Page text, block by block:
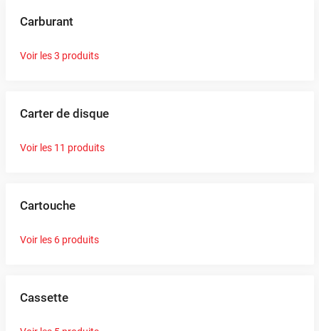
Carburant
Voir les 3 produits
Carter de disque
Voir les 11 produits
Cartouche
Voir les 6 produits
Cassette